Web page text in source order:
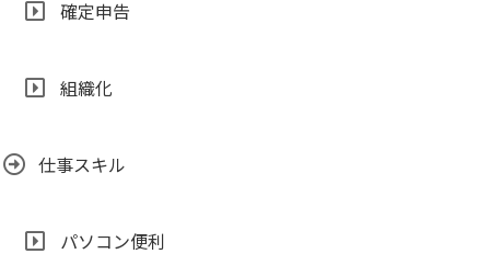
確定申告
組織化
仕事スキル
パソコン便利